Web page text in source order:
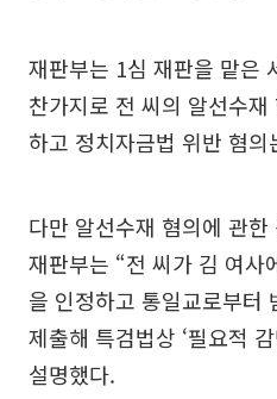
재판부는 1심 재판을 맡은
찬가지로 전 씨의 알선수
하고 정치자금법 위반 혐
다만 알선수재 혐의에 관
재판부는 “전 씨가 김 여사
을 인정하고 통일교로부터
제출해 특검법상 ‘필요적
설명했다.